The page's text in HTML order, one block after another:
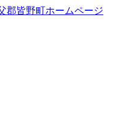
郡皆野町ホームページ